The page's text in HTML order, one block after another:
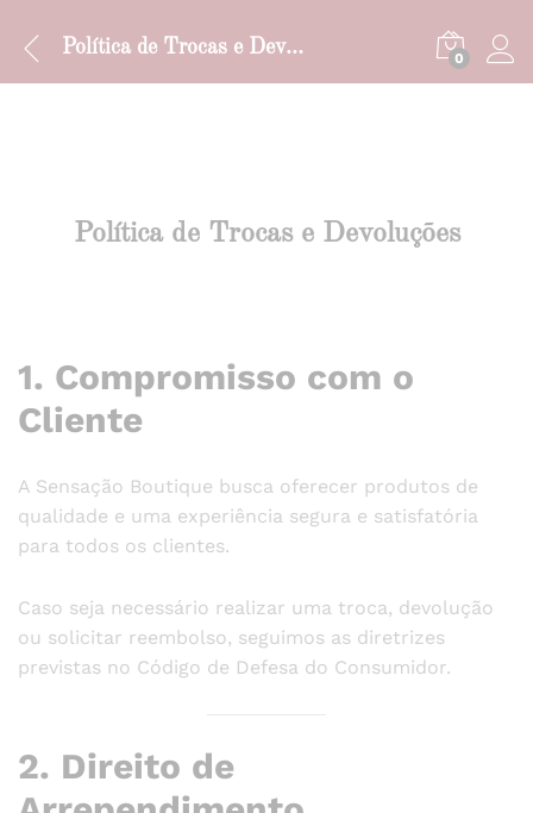
Política de Trocas e Devoluções
0
Política de Trocas e Devoluções
1. Compromisso com o
Cliente
A Sensação Boutique busca oferecer produtos de
qualidade e uma experiência segura e satisfatória
para todos os clientes.
Caso seja necessário realizar uma troca, devolução
ou solicitar reembolso, seguimos as diretrizes
previstas no Código de Defesa do Consumidor.
2. Direito de